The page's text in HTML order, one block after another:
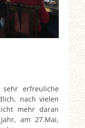
erfreuliche
nach vielen
mehr daran
am 27.Mai,